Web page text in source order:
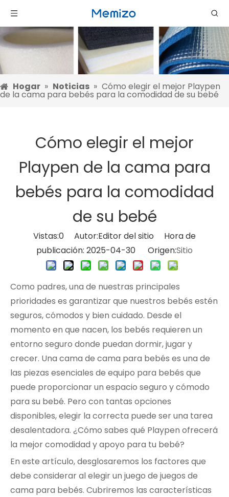
Hogar » Noticias » Cómo elegir el mejor Playpen
de la cama para bebés para la comodidad de su bebé
Cómo elegir el mejor
Playpen de la cama para
bebés para la comodidad
de su bebé
Vistas:0 Autor:Editor del sitio Hora de
publicación: 2025-04-30 Origen:Sitio
Como padres, una de nuestras principales
prioridades es garantizar que nuestros bebés estén
seguros, cómodos y bien cuidado. Desde el
momento en que nacen, los bebés requieren un
entorno seguro donde puedan dormir, jugar y
crecer. Una cama de cama para bebés es una de
las piezas esenciales de equipo para bebés que
puede proporcionar un espacio seguro y cómodo
para su bebé. Pero con tantas opciones
disponibles, elegir la correcta puede ser una tarea
desalentadora. ¿Cómo sabes qué Playpen ofrecerá
la mejor comodidad y apoyo para tu bebé?
En este artículo, desglosaremos los factores que
debe considerar al elegir un juego de juegos de
cama para bebés. Cubriremos las características